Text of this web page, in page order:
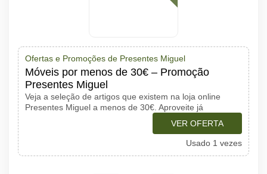
Ofertas e Promoções de Presentes Miguel
Móveis por menos de 30€ – Promoção
Presentes Miguel
Veja a seleção de artigos que existem na loja online
Presentes Miguel a menos de 30€. Aproveite já
VER OFERTA
Usado 1 vezes